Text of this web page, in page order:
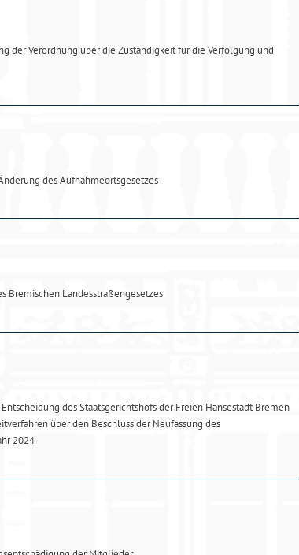
der Verordnung über die Zuständigkeit für die Verfolgung und
des Aufnahmeortsgesetzes
Bremischen Landesstraßengesetzes
des Staatsgerichtshofs der Freien Hansestadt Bremen
über den Beschluss der Neufassung des
2024